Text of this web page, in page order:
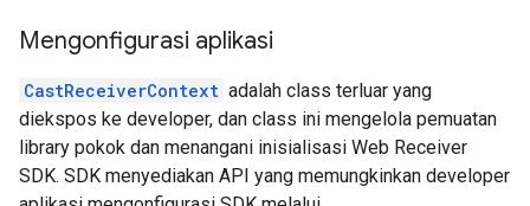
Mengonfigurasi aplikasi
CastReceiverContext adalah class terluar yang
diekspos ke developer, dan class ini mengelola pemuatan
library pokok dan menangani inisialisasi Web Receiver
SDK. SDK menyediakan API yang memungkinkan developer